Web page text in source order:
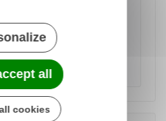
civileet
pour tout
all
cookies